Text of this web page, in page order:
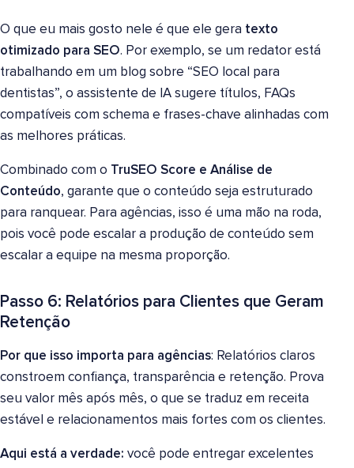
O que eu mais gosto nele é que ele gera texto
otimizado para SEO. Por exemplo, se um redator está
trabalhando em um blog sobre “SEO local para
dentistas”, o assistente de IA sugere títulos, FAQs
compatíveis com schema e frases-chave alinhadas com
as melhores práticas.
Combinado com o TruSEO Score e Análise de
Conteúdo, garante que o conteúdo seja estruturado
para ranquear. Para agências, isso é uma mão na roda,
pois você pode escalar a produção de conteúdo sem
escalar a equipe na mesma proporção.
Passo 6: Relatórios para Clientes que Geram
Retenção
Por que isso importa para agências: Relatórios claros
constroem confiança, transparência e retenção. Prova
seu valor mês após mês, o que se traduz em receita
estável e relacionamentos mais fortes com os clientes.
Aqui está a verdade: você pode entregar excelentes